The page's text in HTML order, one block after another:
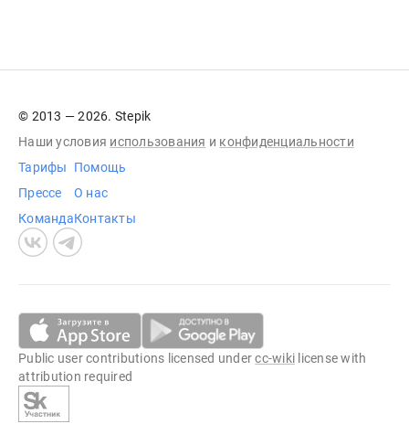
© 2013 — 2026. Stepik
Наши условия использования и конфиденциальности
Тарифы
Прессе
Команда
Помощь
О нас
Контакты
Public user contributions licensed undercc-wiki license with
attribution required